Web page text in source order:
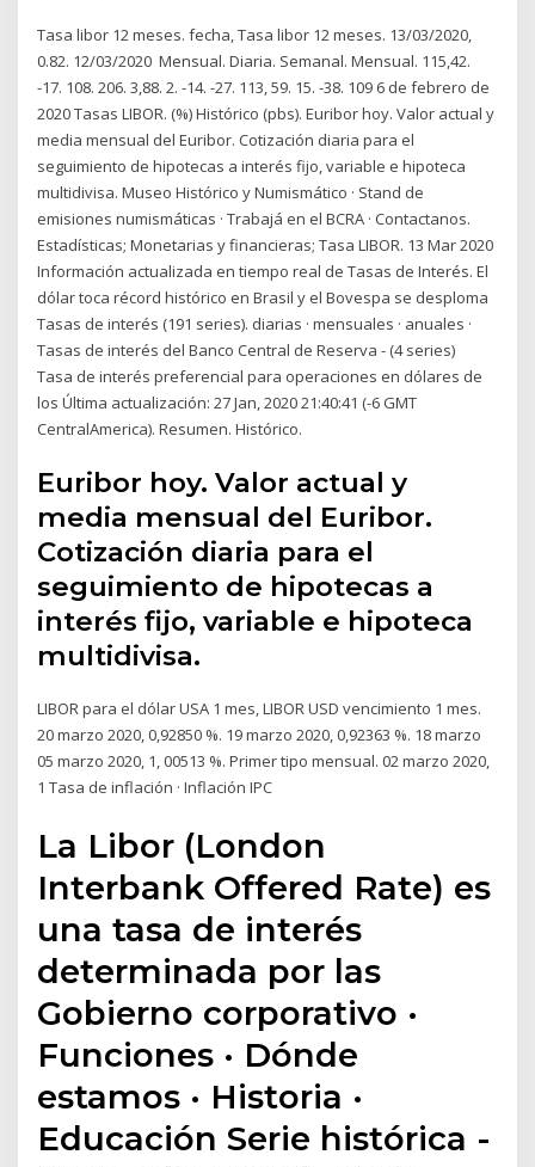
Tasa libor 12 meses. fecha, Tasa libor 12 meses. 13/03/2020,
0.82. 12/03/2020 Mensual. Diaria. Semanal. Mensual. 115,42.
-17. 108. 206. 3,88. 2. -14. -27. 113, 59. 15. -38. 109 6 de febrero de
2020 Tasas LIBOR. (%) Histórico (pbs). Euribor hoy. Valor actual y
media mensual del Euribor. Cotización diaria para el
seguimiento de hipotecas a interés fijo, variable e hipoteca
multidivisa. Museo Histórico y Numismático · Stand de
emisiones numismáticas · Trabajá en el BCRA · Contactanos.
Estadísticas; Monetarias y financieras; Tasa LIBOR. 13 Mar 2020
Información actualizada en tiempo real de Tasas de Interés. El
dólar toca récord histórico en Brasil y el Bovespa se desploma
Tasas de interés (191 series). diarias · mensuales · anuales ·
Tasas de interés del Banco Central de Reserva - (4 series)
Tasa de interés preferencial para operaciones en dólares de
los Última actualización: 27 Jan, 2020 21:40:41 (-6 GMT
CentralAmerica). Resumen. Histórico.
Euribor hoy. Valor actual y
media mensual del Euribor.
Cotización diaria para el
seguimiento de hipotecas a
interés fijo, variable e hipoteca
multidivisa.
LIBOR para el dólar USA 1 mes, LIBOR USD vencimiento 1 mes.
20 marzo 2020, 0,92850 %. 19 marzo 2020, 0,92363 %. 18 marzo
05 marzo 2020, 1, 00513 %. Primer tipo mensual. 02 marzo 2020,
1 Tasa de inflación · Inflación IPC
La Libor (London
Interbank Offered Rate) es
una tasa de interés
determinada por las
Gobierno corporativo ·
Funciones · Dónde
estamos · Historia ·
Educación Serie histórica -